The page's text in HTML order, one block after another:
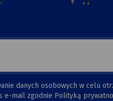
danych osobowych w celu
e-mail zgodnie Polityką